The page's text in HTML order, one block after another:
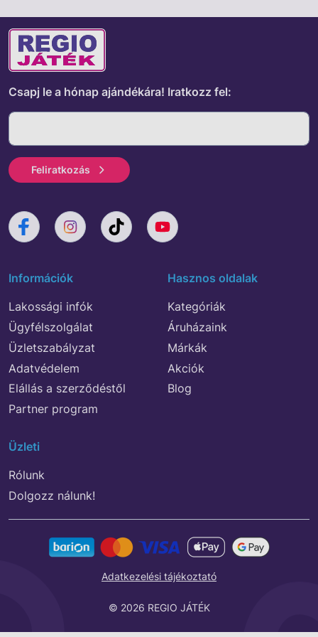
Csapj le a hónap ajándékára! Iratkozz fel:
Feliratkozás
Információk
Lakossági infók
Ügyfélszolgálat
Üzletszabályzat
Adatvédelem
Elállás a szerződéstől
Partner program
Hasznos oldalak
Kategóriák
Áruházaink
Márkák
Akciók
Blog
Üzleti
Rólunk
Dolgozz nálunk!
© 2026 REGIO JÁTÉK
Adatkezelési tájékoztató